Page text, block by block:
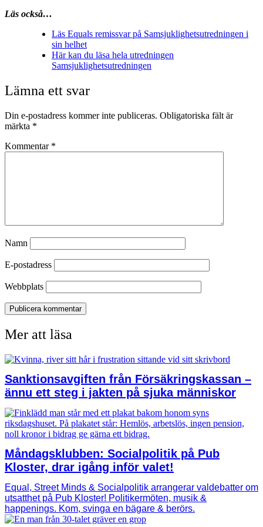
Läs också…
Läs Equals remissvar på Samsjuklighetsutredningen i
sin helhet
Här kan du läsa hela utredningen
Samsjuklighetsutredningen
Lämna ett svar
Din e-postadress kommer inte publiceras. Obligatoriska fält är
märkta *
Kommentar *
Namn
E-postadress
Webbplats
Mer att läsa
Sanktionsavgiften från Försäkringskassan –
ännu ett steg i jakten på sjuka människor
Måndagsklubben: Socialpolitik på Pub
Kloster, drar igång inför valet!
Equal, Street Minds & Socialpolitik arrangerar valdebatter om
utsatthet på Pub Kloster! Politikermöten, musik &
happenings. Kom, svinga en bägare & berörs.